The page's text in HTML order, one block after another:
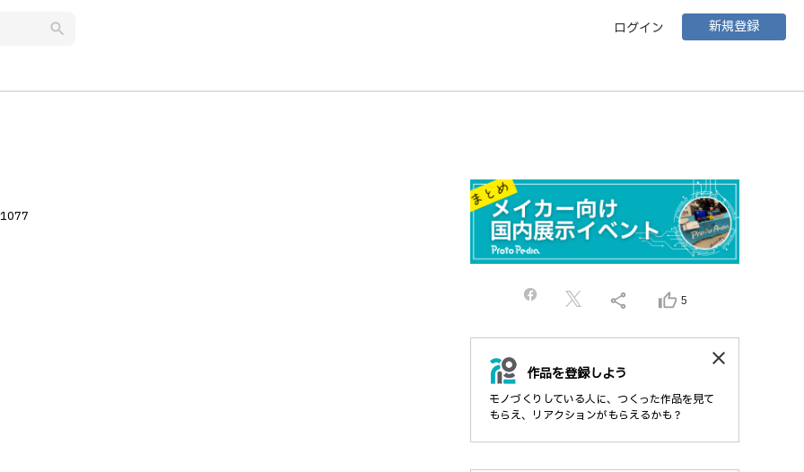
search ログイン 新規登録
1077
share thumb_up_alt 5
作品を登録しよう
モノづくりしている人に、つくった作品を見て
もらえ、リアクションがもらえるかも？
close